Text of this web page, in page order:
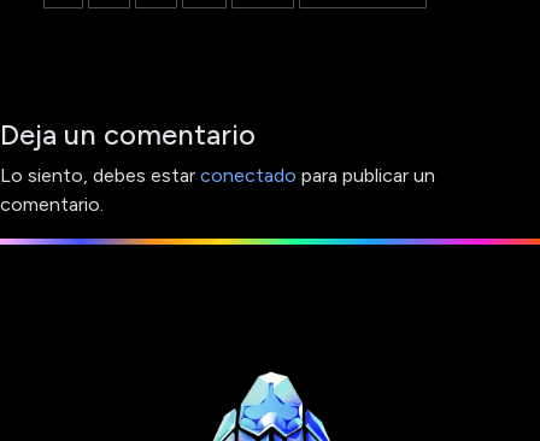
Deja un comentario
Lo siento, debes estar conectado para publicar un
comentario.